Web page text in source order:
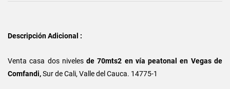
Descripción Adicional :
Venta casa dos nivelesde 70mts2 en vía peatonal en Vegas de
Comfandi,Sur de Cali, Valle del Cauca. 14775-1